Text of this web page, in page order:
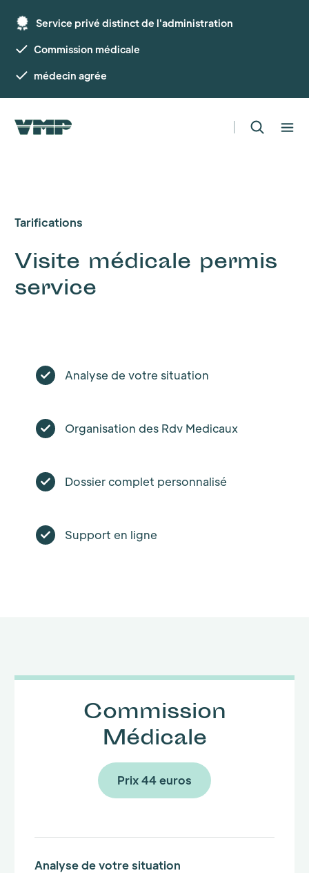
Service privé distinct de l'administration
Commission médicale
médecin agrée
Tarifications
Visite médicale permis
service
Analyse de votre situation
Organisation des Rdv Medicaux
Dossier complet personnalisé
Support en ligne
Commission
Médicale
Prix 44 euros
Analyse de votre situation